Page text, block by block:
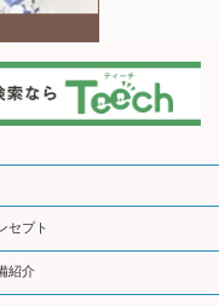
セプト
紹介